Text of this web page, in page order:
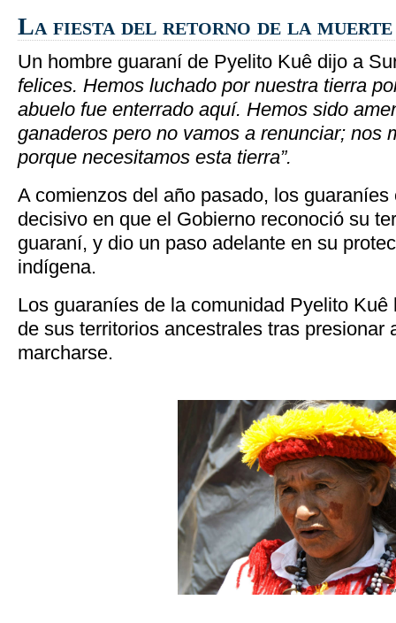
La fiesta del retorno de la muerte
Un hombre guaraní de Pyelito Kuê dijo a
felices. Hemos luchado por nuestra tierra
abuelo fue enterrado aquí. Hemos sido
ganaderos pero no vamos a renunciar; nos
porque necesitamos esta tierra”.
A comienzos del año pasado, los
decisivo en que el Gobierno reconoció su
guaraní, y dio un paso adelante en su
indígena.
Los guaraníes de la comunidad Pyelito Kuê
de sus territorios ancestrales tras presionar
marcharse.